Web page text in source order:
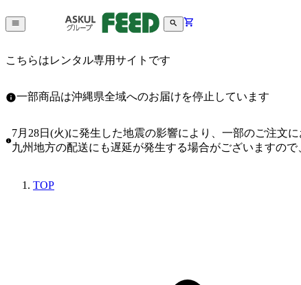
こちらはレンタル専用サイトです
一部商品は沖縄県全域へのお届けを停止しています
7月28日(火)に発生した地震の影響により、一部のご注文
九州地方の配送にも遅延が発生する場合がございますので
TOP